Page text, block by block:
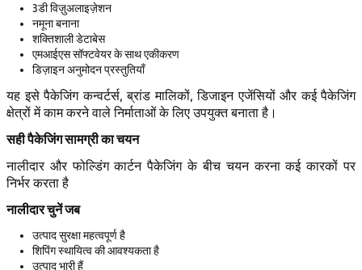
3डी विज़ुअलाइज़ेशन
नमूना बनाना
शक्तिशाली डेटाबेस
एमआईएस सॉफ्टवेयर के साथ एकीकरण
डिज़ाइन अनुमोदन प्रस्तुतियाँ
यह इसे पैकेजिंग कन्वर्टर्स, ब्रांड मालिकों, डिजाइन एजेंसियों और कई पैकेजिंग
क्षेत्रों में काम करने वाले निर्माताओं के लिए उपयुक्त बनाता है।
सही पैकेजिंग सामग्री का चयन
नालीदार और फोल्डिंग कार्टन पैकेजिंग के बीच चयन करना कई कारकों पर
निर्भर करता है
नालीदार चुनें जब
उत्पाद सुरक्षा महत्वपूर्ण है
शिपिंग स्थायित्व की आवश्यकता है
उत्पाद भारी हैं